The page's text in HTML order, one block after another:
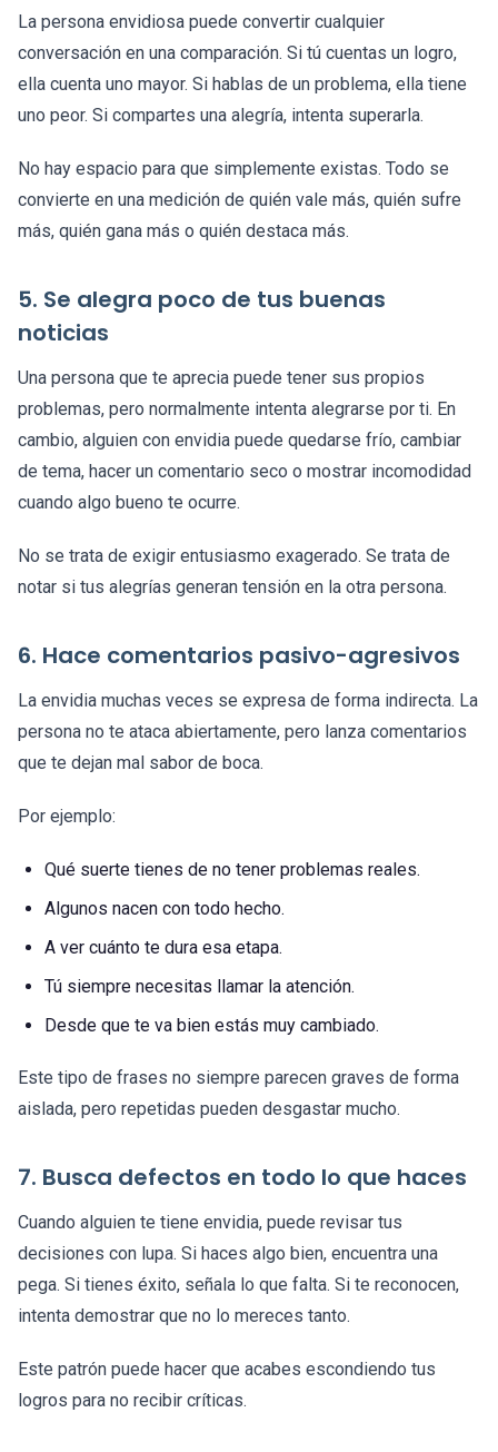
La persona envidiosa puede convertir cualquier
conversación en una comparación. Si tú cuentas un logro,
ella cuenta uno mayor. Si hablas de un problema, ella tiene
uno peor. Si compartes una alegría, intenta superarla.
No hay espacio para que simplemente existas. Todo se
convierte en una medición de quién vale más, quién sufre
más, quién gana más o quién destaca más.
5. Se alegra poco de tus buenas
noticias
Una persona que te aprecia puede tener sus propios
problemas, pero normalmente intenta alegrarse por ti. En
cambio, alguien con envidia puede quedarse frío, cambiar
de tema, hacer un comentario seco o mostrar incomodidad
cuando algo bueno te ocurre.
No se trata de exigir entusiasmo exagerado. Se trata de
notar si tus alegrías generan tensión en la otra persona.
6. Hace comentarios pasivo-agresivos
La envidia muchas veces se expresa de forma indirecta. La
persona no te ataca abiertamente, pero lanza comentarios
que te dejan mal sabor de boca.
Por ejemplo:
Qué suerte tienes de no tener problemas reales.
Algunos nacen con todo hecho.
A ver cuánto te dura esa etapa.
Tú siempre necesitas llamar la atención.
Desde que te va bien estás muy cambiado.
Este tipo de frases no siempre parecen graves de forma
aislada, pero repetidas pueden desgastar mucho.
7. Busca defectos en todo lo que haces
Cuando alguien te tiene envidia, puede revisar tus
decisiones con lupa. Si haces algo bien, encuentra una
pega. Si tienes éxito, señala lo que falta. Si te reconocen,
intenta demostrar que no lo mereces tanto.
Este patrón puede hacer que acabes escondiendo tus
logros para no recibir críticas.